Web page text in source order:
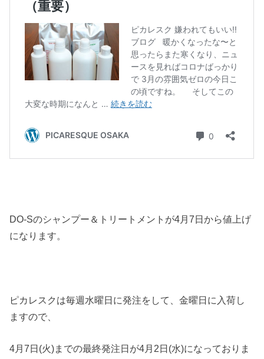
DO-Sのシャンプー＆トリートメントが4月7日から値上げ
になります。
ピカレスクは毎週水曜日に発注をして、金曜日に入荷し
ますので、
4月7日(火)までの最終発注日が4月2日(水)になっておりま